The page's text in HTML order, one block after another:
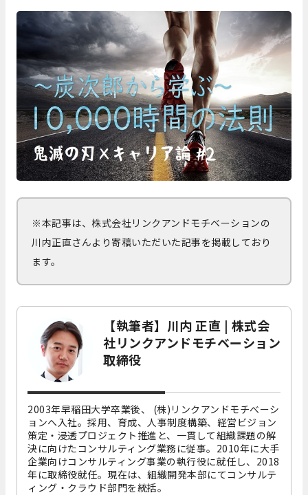
※本記事は、株式会社リンクアンドモチベーションの
川内正直さんより寄稿いただいた記事を掲載しており
ます。
【執筆者】川内 正直 | 株式会
社リンクアンドモチベーション
取締役
2003年早稲田大学卒業後、 (株)リンクアンドモチべーシ
ョンへ入社。採用、育成、人事制度構築、経営ビジョン
策定・浸透プロジェクト推進と、一貫して組織課題の解
決に向けたコンサルティング業務に従事。2010年に大手
企業向けコンサルティング事業の執行役に就任し、2018
年に取締役就任。現在は、組織開発本部にてコンサルテ
ィング・クラウド部門を統括。